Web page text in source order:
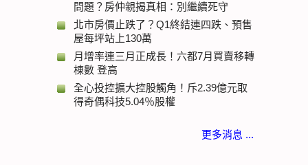
問題？房仲親揭真相：別繼續死守
北市房價止跌了？Q1終結連四跌、預售
屋每坪站上130萬
月增率連三月正成長！六都7月買賣移轉
棟數 登高
全心投控擴大控股觸角！斥2.39億元取
得奇偶科技5.04％股權
更多消息 ...